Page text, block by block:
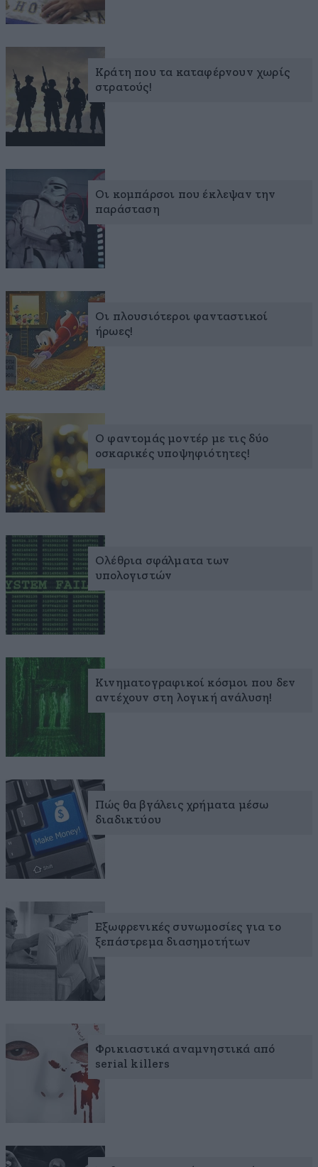
Κράτη που τα καταφέρνουν χωρίς
στρατούς!
Οι κομπάρσοι που έκλεψαν την
παράσταση
Οι πλουσιότεροι φανταστικοί
ήρωες!
Ο φαντομάς μοντέρ με τις δύο
οσκαρικές υποψηφιότητες!
Ολέθρια σφάλματα των
υπολογιστών
Κινηματογραφικοί κόσμοι που δεν
αντέχουν στη λογική ανάλυση!
Πώς θα βγάλεις χρήματα μέσω
διαδικτύου
Εξωφρενικές συνωμοσίες για το
ξεπάστρεμα διασημοτήτων
Φρικιαστικά αναμνηστικά από
serial killers